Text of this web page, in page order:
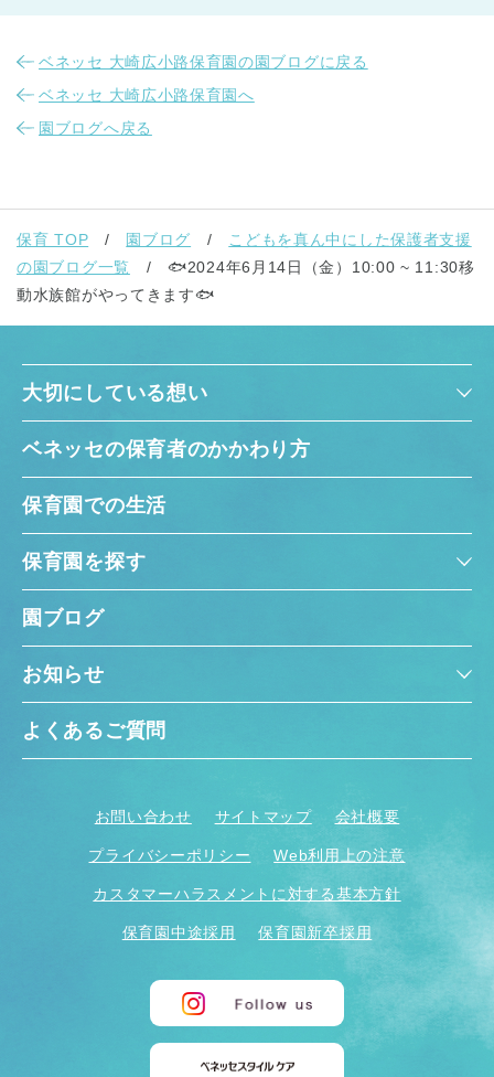
ベネッセ 大崎広小路保育園の園ブログに戻る
ベネッセ 大崎広小路保育園へ
園ブログへ戻る
保育 TOP 園ブログ
こどもを真ん中にした保護者支援
の園ブログ一覧
🐟2024年6月14日（金）10:00 ~ 11:30移
動水族館がやってきます🐟
大切にしている想い
ベネッセの保育者のかかわり方
保育園での生活
保育園を探す
園ブログ
お知らせ
よくあるご質問
お問い合わせ サイトマップ 会社概要
プライバシーポリシー Web利用上の注意
カスタマーハラスメントに対する基本方針
保育園中途採用 保育園新卒採用